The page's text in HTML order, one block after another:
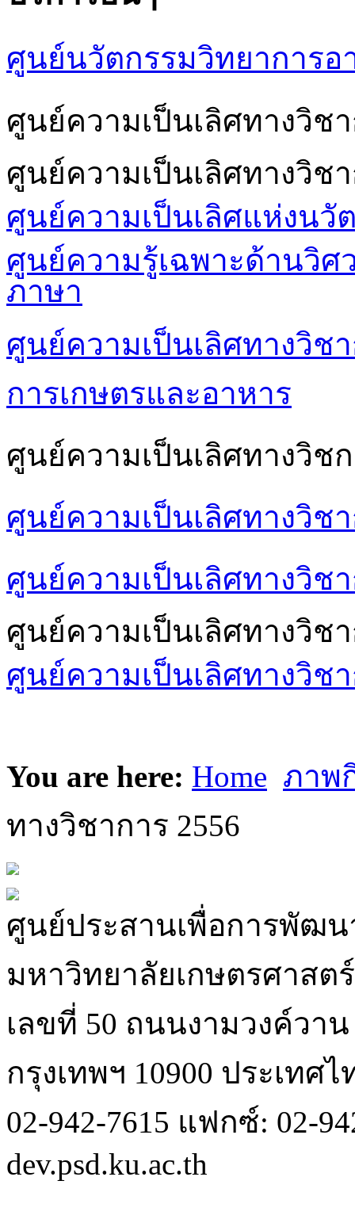
ศูนย์นวัตกรรมวิทยาการอ
ศูนย์ความเป็นเลิศทางวิช
ศูนย์ความเป็นเลิศทางวิ
ศูนย์ความเป็นเลิศแห่งนวั
ศูนย์ความรู้เฉพาะด้านวิศ
ภาษา
ศูนย์ความเป็นเลิศทางวิช
การเกษตรและอาหาร
ศูนย์ความเป็นเลิศทางวิช
ศูนย์ความเป็นเลิศทางวิช
ศูนย์ความเป็นเลิศทางวิช
ศูนย์ความเป็นเลิศทางวิช
ศูนย์ความเป็นเลิศทางวิช
You are here: Home ภาพ
ทางวิชาการ 2556
ศูนย์ประสานเพื่อการพัฒน
มหาวิทยาลัยเกษตรศาสต
เลขที่ 50 ถนนงามวงค์วา
กรุงเทพฯ 10900 ประเทศไ
02-942-7615 แฟกซ์: 02-
dev.psd.ku.ac.th